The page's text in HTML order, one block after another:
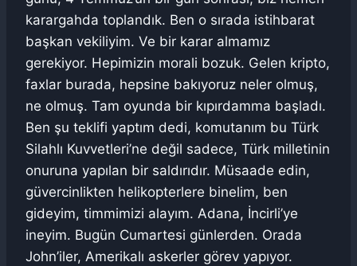
karargahda toplandık. Ben o sırada istihbarat
başkan vekiliyim. Ve bir karar almamız
gerekiyor. Hepimizin morali bozuk. Gelen kripto,
faxlar burada, hepsine bakıyoruz neler olmuş,
ne olmuş. Tam oyunda bir kıpırdamma başladı.
Ben şu teklifi yaptım dedi, komutanım bu Türk
Silahlı Kuvvetleri’ne değil sadece, Türk milletinin
onuruna yapılan bir saldırıdır. Müsaade edin,
güvercinlikten helikopterlere binelim, ben
gideyim, timmimizi alayım. Adana, İncirli’ye
ineyim. Bugün Cumartesi günlerden. Orada
John’iler, Amerikalı askerler görev yapıyor.